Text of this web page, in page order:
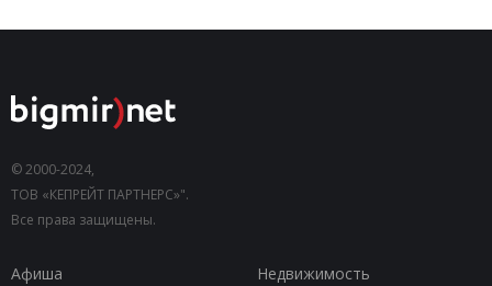
© 2000-2024,
ТОВ «КЕПРЕЙТ ПАРТНЕРС»".
Все права защищены.
Афиша
Недвижимость